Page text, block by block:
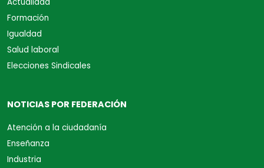
Actualidad
Formación
Igualdad
Salud laboral
Elecciones Sindicales
NOTICIAS POR FEDERACIÓN
Atención a la ciudadanía
Enseñanza
Industria